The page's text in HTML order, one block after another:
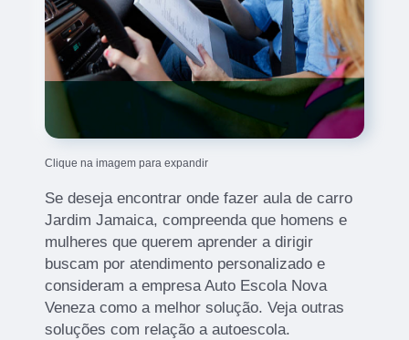
Clique na imagem para expandir
Se deseja encontrar onde fazer aula de carro
Jardim Jamaica, compreenda que homens e
mulheres que querem aprender a dirigir
buscam por atendimento personalizado e
consideram a empresa Auto Escola Nova
Veneza como a melhor solução. Veja outras
soluções com relação a autoescola.